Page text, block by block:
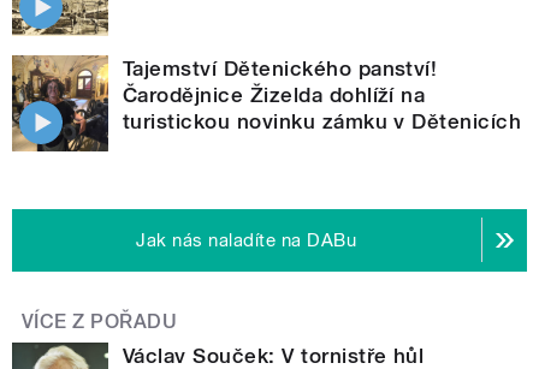
Tajemství Dětenického panství!
Čarodějnice Žizelda dohlíží na
turistickou novinku zámku v Dětenicích
Jak nás naladíte na DABu
VÍCE Z POŘADU
Václav Souček: V tornistře hůl